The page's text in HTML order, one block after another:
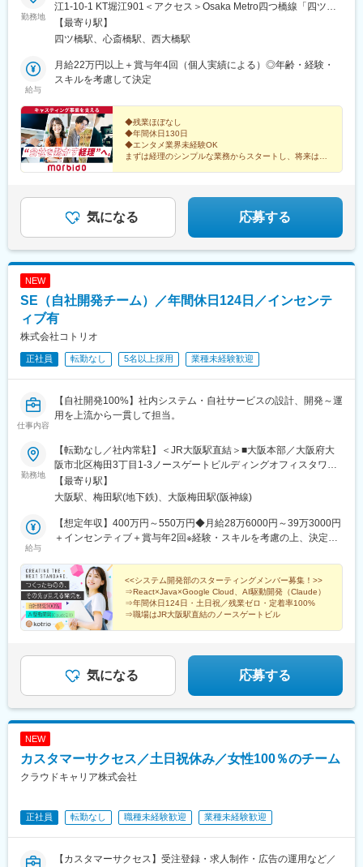
勤務地
江1-10-1 KT堀江901＜アクセス＞Osaka Metro四つ橋線「四ツ橋
駅」より徒歩5分※受動喫煙対策あり：屋内禁煙
【最寄り駅】
四ツ橋駅、心斎橋駅、西大橋駅
給与
月給22万円以上＋賞与年4回（個人実績による）◎年齢・経験・
スキルを考慮して決定
◆残業ほぼなし
◆年間休日130日
◆エンタメ業界未経験OK
まずは経理のシンプルな業務からスタートし、将来はバ
気になる 応募する
NEW
SE（自社開発チーム）／年間休日124日／インセンテ
ィブ有
株式会社コトリオ
正社員 転勤なし 5名以上採用 業種未経験歓迎
仕事内容
【自社開発100%】社内システム・自社サービスの設計、開発～運
用を上流から一貫して担当。
勤務地
【転勤なし／社内常駐】＜JR大阪駅直結＞■大阪本部／大阪府大
阪市北区梅田3丁目1-3ノースゲートビルディングオフィスタワー
15F※地下鉄「梅田駅」・阪神「大阪梅田駅」からも徒歩すぐで、
雨の日も濡れずに通勤できます。※受動喫煙対策：屋内全面禁煙
【最寄り駅】
大阪駅、梅田駅(地下鉄)、大阪梅田駅(阪神線)
給与
【想定年収】400万円～550万円◆月給28万6000円～39万3000円
＋インセンティブ＋賞与年2回※経験・スキルを考慮の上、決定し
分／月5万4000円～7万4000円）を含みます。時間外労働の有無
に関わらず支給し、超過分は別途支給します。
<<システム開発部のスターティングメンバー募集！>>
⇒React×Java×Google Cloud、AI駆動開発（Claude）
⇒年間休日124日・土日祝／残業ゼロ・定着率100%
⇒職場はJR大阪駅直結のノースゲートビル
気になる 応募する
NEW
カスタマーサクセス／土日祝休み／女性100％のチーム
クラウドキャリア株式会社
正社員 転勤なし 職種未経験歓迎 業種未経験歓迎
【カスタマーサクセス】受注登録・求人制作・広告の運用など／